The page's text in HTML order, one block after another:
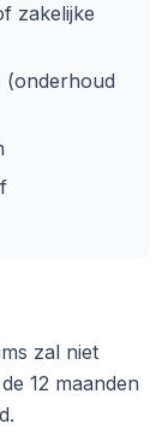
zakelijke
(onderhoud
zal niet
12 maanden